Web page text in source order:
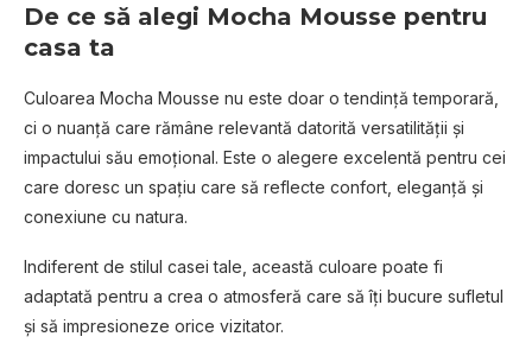
De ce să alegi Mocha Mousse pentru
casa ta
Culoarea Mocha Mousse nu este doar o tendință temporară,
ci o nuanță care rămâne relevantă datorită versatilității și
impactului său emoțional. Este o alegere excelentă pentru cei
care doresc un spațiu care să reflecte confort, eleganță și
conexiune cu natura.
Indiferent de stilul casei tale, această culoare poate fi
adaptată pentru a crea o atmosferă care să îți bucure sufletul
și să impresioneze orice vizitator.